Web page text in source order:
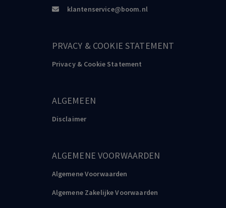
klantenservice@boom.nl
PRVACY & COOKIE STATEMENT
Privacy & Cookie Statement
ALGEMEEN
Disclaimer
ALGEMENE VOORWAARDEN
Algemene Voorwaarden
Algemene Zakelijke Voorwaarden